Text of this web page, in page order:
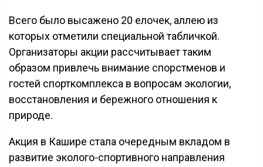
Всего было высажено 20 елочек, аллею из
которых отметили специальной табличкой.
Организаторы акции рассчитывает таким
образом привлечь внимание спорстменов и
гостей спорткомплекса в вопросам экологии,
восстановления и бережного отношения к
природе.
Акция в Кашире стала очередным вкладом в
развитие эколого-спортивного направления